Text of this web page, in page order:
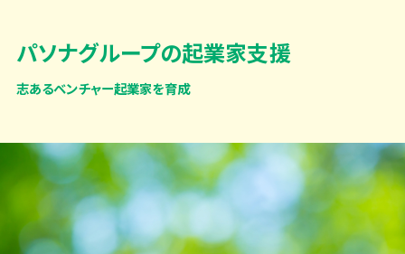
パソナグループの起業家支援
志あるベンチャー起業家を育成